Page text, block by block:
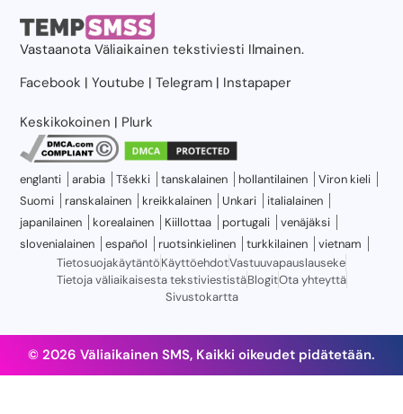
VastaanotaVäliaikainen tekstiviesti Ilmainen.
Facebook |Youtube |Telegram | Instapaper
Keskikokoinen | Plurk
englanti arabia Tšekki tanskalainen hollantilainen
Viron kieli
Suomi
ranskalainen kreikkalainen Unkari
italialainen
japanilainen
korealainen Kiillottaa portugali
venäjäksi
slovenialainen
español ruotsinkielinen turkkilainen
vietnam
TietosuojakäytäntöKäyttöehdotVastuuvapauslauseke
Tietoja väliaikaisesta tekstiviestistäBlogitOta yhteyttä
Sivustokartta
© 2026 Väliaikainen SMS, Kaikki oikeudet pidätetään.